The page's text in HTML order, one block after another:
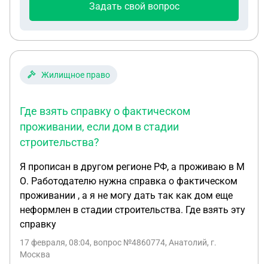
ручника (это важно, так как автомобиль должен
(но,нужно уточнить, не превышен ли регламент).
приемлимо,я все маневры заданные инспектором
включили правый,левый правый), а второй за
неуверенную езду( якобы очень медленно еду),
хотя я никому помех не создавала и включала
задание что вынуждало меня сбавить скорость
для выполнения)а вот последнее задание, (
Постановка транспортного средства на место
стоянки при движении задним ходом с поворотом
на 90 градусов;)где-то на 45 минуте экзамена, уже
находясь на площадке МРЭО,он озвучил с
добавлением своего нюанса с левой стороны,что
Задать свой вопрос
Жилищное право
Где взять справку о фактическом
проживании, если дом в стадии
строительства?
Я прописан в другом регионе РФ, а проживаю в М
О. Работодателю нужна справка о фактическом
проживании , а я не могу дать так как дом еще
неформлен в стадии строительства. Где взять эту
справку
17 февраля, 08:04, вопрос №4860774, Анатолий, г.
Москва